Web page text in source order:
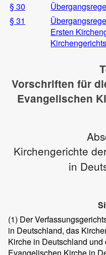
§ 30
§ 31
Ersten
Vorschriften für
Evangelischen
Kirchengerichte
in
(1) Der
in Deutschland, das
Kirche in Deutschland